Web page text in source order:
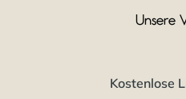
Unsere
Kostenlose